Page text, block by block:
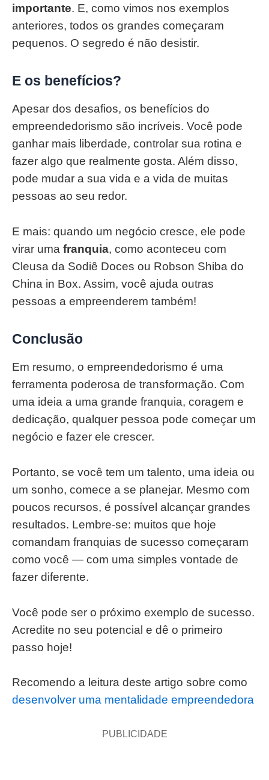
importante. E, como vimos nos exemplos
anteriores, todos os grandes começaram
pequenos. O segredo é não desistir.
E os benefícios?
Apesar dos desafios, os benefícios do
empreendedorismo são incríveis. Você pode
ganhar mais liberdade, controlar sua rotina e
fazer algo que realmente gosta. Além disso,
pode mudar a sua vida e a vida de muitas
pessoas ao seu redor.
E mais: quando um negócio cresce, ele pode
virar uma franquia, como aconteceu com
Cleusa da Sodiê Doces ou Robson Shiba do
China in Box. Assim, você ajuda outras
pessoas a empreenderem também!
Conclusão
Em resumo, o empreendedorismo é uma
ferramenta poderosa de transformação. Com
uma ideia a uma grande franquia, coragem e
dedicação, qualquer pessoa pode começar um
negócio e fazer ele crescer.
Portanto, se você tem um talento, uma ideia ou
um sonho, comece a se planejar. Mesmo com
poucos recursos, é possível alcançar grandes
resultados. Lembre-se: muitos que hoje
comandam franquias de sucesso começaram
como você — com uma simples vontade de
fazer diferente.
Você pode ser o próximo exemplo de sucesso.
Acredite no seu potencial e dê o primeiro
passo hoje!
Recomendo a leitura deste artigo sobre como
desenvolver uma mentalidade empreendedora
PUBLICIDADE